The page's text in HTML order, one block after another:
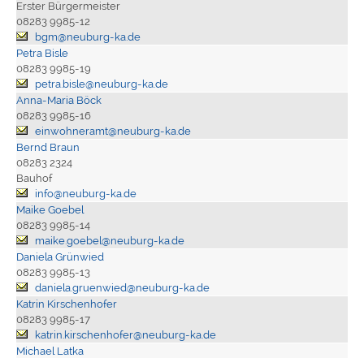
Erster Bürgermeister
08283 9985-12
bgm@neuburg-ka.de
Petra Bisle
08283 9985-19
petra.bisle@neuburg-ka.de
Anna-Maria Böck
08283 9985-16
einwohneramt@neuburg-ka.de
Bernd Braun
08283 2324
Bauhof
info@neuburg-ka.de
Maike Goebel
08283 9985-14
maike.goebel@neuburg-ka.de
Daniela Grünwied
08283 9985-13
daniela.gruenwied@neuburg-ka.de
Katrin Kirschenhofer
08283 9985-17
katrin.kirschenhofer@neuburg-ka.de
Michael Latka